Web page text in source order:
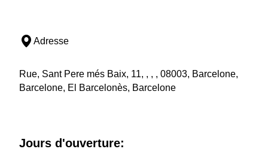
Adresse
Rue, Sant Pere més Baix, 11, , , , 08003, Barcelone,
Barcelone, El Barcelonès, Barcelone
Jours d'ouverture: